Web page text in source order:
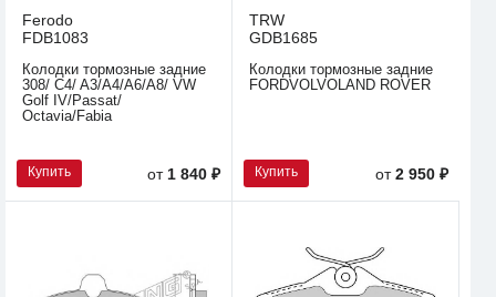
Ferodo
FDB1083
Колодки тормозные задние
308/ C4/ A3/A4/A6/A8/ VW
Golf IV/Passat/
Octavia/Fabia
Купить от1 840 ₽
TRW
GDB1685
Колодки тормозные задние
FORDVOLVOLAND ROVER
Купить от2 950 ₽